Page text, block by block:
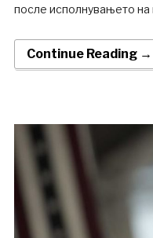
после исполнувањето на
Continue Reading →